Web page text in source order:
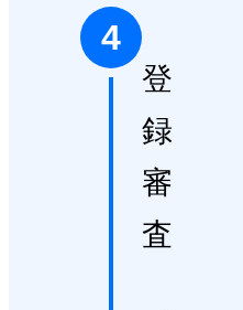
4
登
録
審
査